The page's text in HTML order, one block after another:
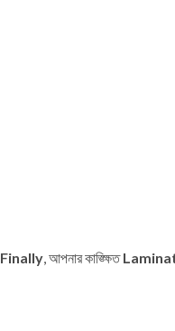
Finally, আপনার কাঙ্ক্ষিত